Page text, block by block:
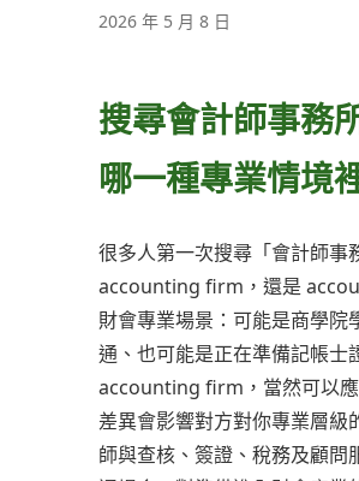
2026 年 5 月 8 日
搜尋會計師事務
哪一種專業情境
很多人第一次搜尋「會計師
accounting firm，還是
財會專業場景：可能是商學
通、也可能是正在準備記帳士
accounting firm，當然可以應
差異會影響對方對你專業層
師與查核、簽證、稅務及顧